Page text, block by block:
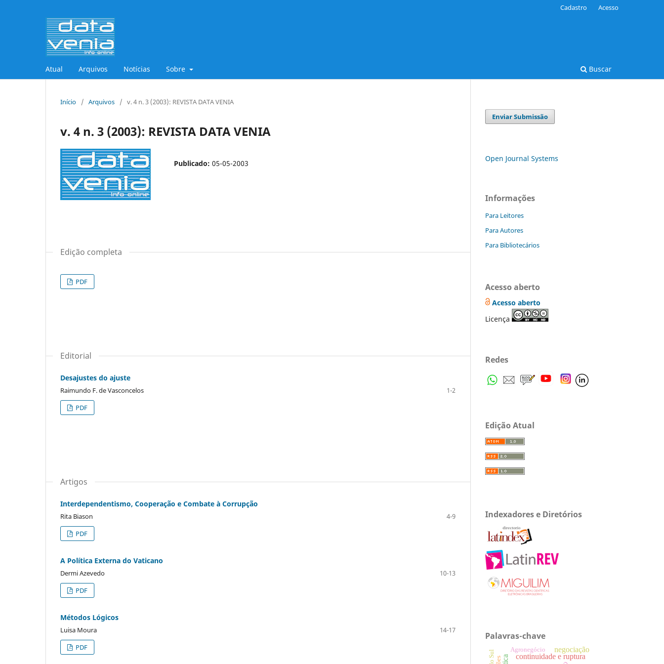
Atual Arquivos Notícias Sobre Buscar
Cadastro Acesso
Início / Arquivos / v. 4 n. 3 (2003): REVISTA DATA VENIA
v. 4 n. 3 (2003): REVISTA DATA VENIA
Publicado: 05-05-2003
Edição completa
PDF
Editorial
Desajustes do ajuste
Raimundo F. de Vasconcelos
1-2
PDF
Artigos
Interdependentismo, Cooperação e Combate à Corrupção
Rita Biason
4-9
PDF
A Política Externa do Vaticano
Dermi Azevedo
10-13
PDF
Métodos Lógicos
Luisa Moura
14-17
PDF
Enviar Submissão
Open Journal Systems
Informações
Para Leitores
Para Autores
Para Bibliotecários
Acesso aberto
Acesso aberto
Licença
Redes
Edição Atual
Indexadores e Diretórios
Palavras-chave
continuidade e ruptura
negociação
Agronegócio